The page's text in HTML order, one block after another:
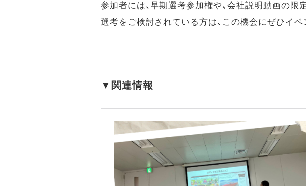
参加者には、早期選考参加権や、会社説明動画の限
選考をご検討されている方は、この機会にぜひイベ
▼ 関連情報